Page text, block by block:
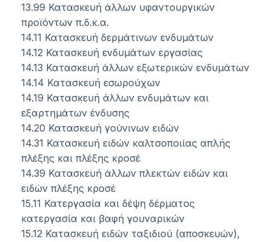
13.99 Κατασκευή άλλων υφαντουργικών
προϊόντων π.δ.κ.α.
14.11 Κατασκευή δερμάτινων ενδυμάτων
14.12 Κατασκευή ενδυμάτων εργασίας
14.13 Κατασκευή άλλων εξωτερικών ενδυμάτων
14.14 Κατασκευή εσωρούχων
14.19 Κατασκευή άλλων ενδυμάτων και
εξαρτημάτων ένδυσης
14.20 Κατασκευή γούνινων ειδών
14.31 Κατασκευή ειδών καλτσοποιίας απλής
πλέξης και πλέξης κροσέ
14.39 Κατασκευή άλλων πλεκτών ειδών και
ειδών πλέξης κροσέ
15.11 Κατεργασία και δέψη δέρματος
κατεργασία και βαφή γουναρικών
15.12 Κατασκευή ειδών ταξιδιού (αποσκευών),